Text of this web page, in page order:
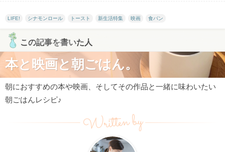
LIFE! シナモンロール トースト 新生活特集 映画 食パン
この記事を書いた人
本と映画と朝ごはん。
朝におすすめの本や映画、そしてその作品と一緒に味わいたい
朝ごはんレシピ♪
Written by